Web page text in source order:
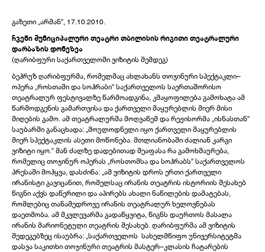
გაზეთი „არმან“, 17.10.2010.
ჩვენი მუნიციპალური თეატრი თბილისის რიგითი თეატრალური
დარბაზის დონეზეა
(ღარიბფური საქართველოში ვიზიტის შემდეგ)
ბეჰრუზ ღარიბფურმა, რომელმაც ახლახანს თოჯინური სპექტაკლი–
ოპერა „როსთამი და სოჰრაბი“ საქართველოს საერთაშორისო
თეატრალურ ფესტივალზე წარმოადგინა, კმაყოფილება გამოხატა ამ
წარმოდგენის გამართვისა და ქართველი მაყურებლის მიერ მისი
მიღების გამო. ამ თეატრალურმა მოღვაწემ და რეჟისორმა „ისნასთან“
საუბარში განაცხადა: „მოულოდნელი იყო ქართველი მაყურებლის
მიერ სპექტაკლის ასეთი მოწონება. მთლიანობაში ძალიან კარგი
ვიზიტი იყო.“ მან ძალზე დადებითად შეაფასა რა გამოხმაურება,
რომელიც თოჯინურ ოპერას „როსთომსა და სოჰრაბს“ საქართველოს
პრესაში მოჰყვა, დასძინა: „ამ ვიზიტის დროს ერთი ქართველი
ირანისტი გავიცანით, რომელსაც ირანის თეატრის ისტორიის შესახებ
წიგნი აქვს დაწერილი და აპირებს ახალი ნაწილების დამატებას,
რომლებიც თანამედროვე ირანის თეატრალურ ხელოვნებას
დაეთმობა. ამ მკვლევარმა გადაწყვიტა, წიგნს დაურთოს მასალა
ირანის მარიონეტული თეატრის შესახებ. ღარიბფურმა ამ ვიზიტის
შედეგებზეც ისაუბრა: „საქართველოს სახელმწიფო უნივერსიტეტმა
დასვა საკითხი თოჯინური თეატრის მასტერ–კლასის ჩატარების